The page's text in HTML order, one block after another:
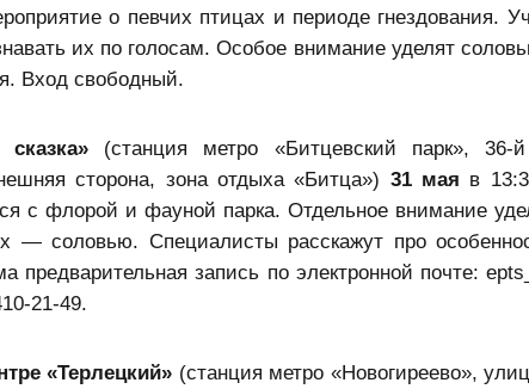
о певчих птицах и периоде гнездования.
их по голосам. Особое внимание уделят
Вход свободный.
(станция метро «Битцевский парк», 36-й
сторона, зона отдыха «Битца») 31 мая в
с флорой и фауной парка. Отдельное внимание
— соловью. Специалисты расскажут про
предварительная запись по электронной почте:
21-49.
«Терлецкий» (станция метро «Новогиреево»,